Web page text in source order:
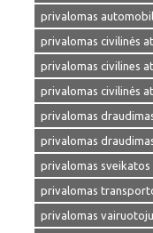
privalomas
privalomas civilinės
privalomas civilines
privalomas civilinės
privalomas
privalomas
privalomas sveikatos
privalomas
privalomas